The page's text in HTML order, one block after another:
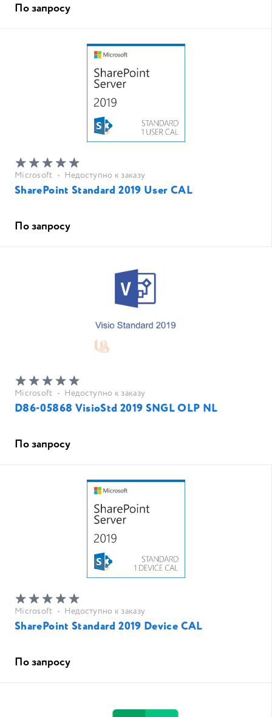
По запросу
Microsoft • Недоступно к заказу
SharePoint Standard 2019 User CAL
По запросу
Microsoft • Недоступно к заказу
D86-05868 VisioStd 2019 SNGL OLP NL
По запросу
Microsoft • Недоступно к заказу
SharePoint Standard 2019 Device CAL
По запросу